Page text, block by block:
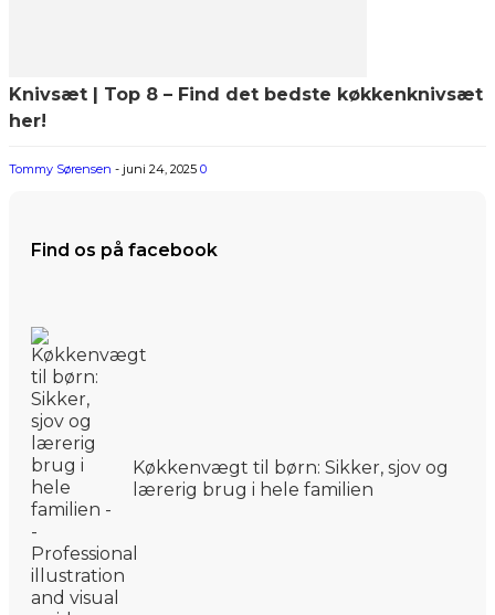
Knivsæt | Top 8 – Find det bedste køkkenknivsæt
her!
Tommy Sørensen - juni 24, 2025 0
Find os på facebook
Køkkenvægt til børn: Sikker, sjov og
lærerig brug i hele familien